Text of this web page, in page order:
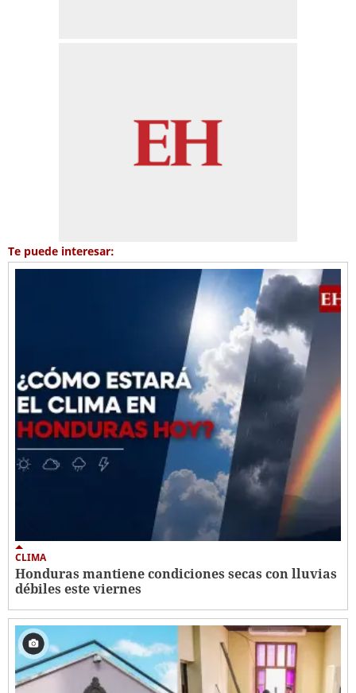
Te puede interesar:
CLIMA
Honduras mantiene condiciones secas con lluvias
débiles este viernes